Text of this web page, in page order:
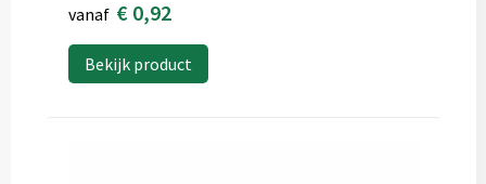
vanaf € 0,92
Bekijk product